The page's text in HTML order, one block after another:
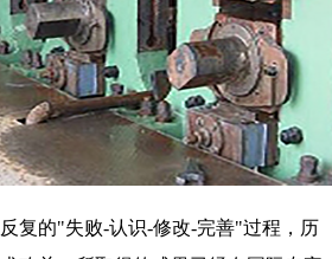
复的"失败-认识-修改-完善"过程，历